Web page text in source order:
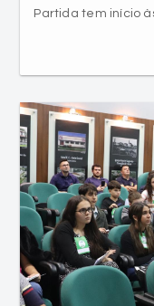
Partida tem início